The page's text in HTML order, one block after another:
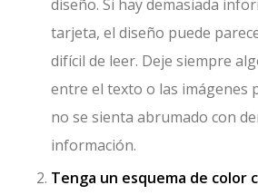
diseño. Si hay demasiada
tarjeta, el diseño puede
difícil de leer. Deje siempre
entre el texto o las imágenes
no se sienta abrumado con
información.
Tenga un esquema de color